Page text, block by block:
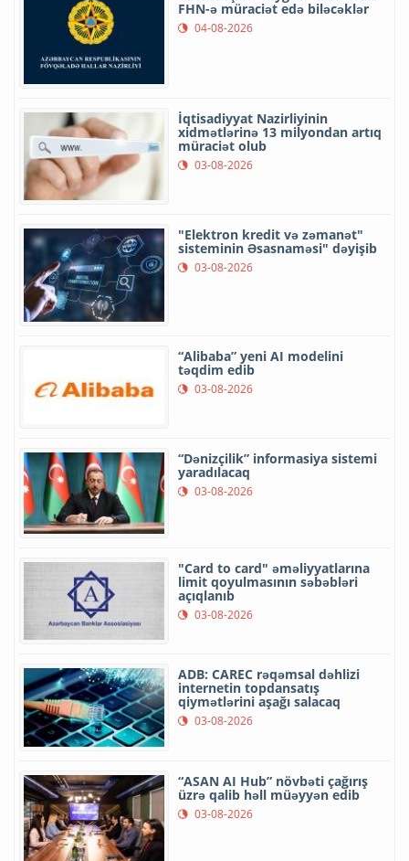
FHN-ə müraciət edə biləcəklər
04-08-2026
İqtisadiyyat Nazirliyinin
xidmətlərinə 13 milyondan artıq
müraciət olub
03-08-2026
"Elektron kredit və zəmanət"
sisteminin Əsasnaməsi" dəyişib
03-08-2026
“Alibaba” yeni AI modelini
təqdim edib
03-08-2026
“Dənizçilik” informasiya sistemi
yaradılacaq
03-08-2026
"Card to card" əməliyyatlarına
limit qoyulmasının səbəbləri
açıqlanıb
03-08-2026
ADB: CAREC rəqəmsal dəhlizi
internetin topdansatış
qiymətlərini aşağı salacaq
03-08-2026
“ASAN AI Hub” növbəti çağırış
üzrə qalib həll müəyyən edib
03-08-2026